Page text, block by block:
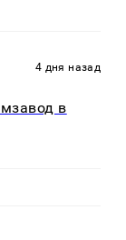
4 дня назад
в